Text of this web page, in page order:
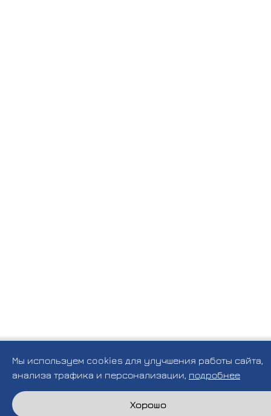
Мы используем cookies для улучшения работы сайта,
анализа трафика и персонализации, подробнее
Хорошо